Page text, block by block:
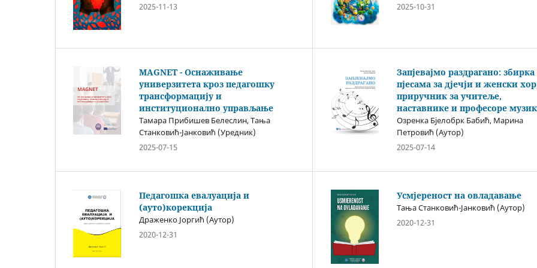
2025-11-13 2025-10-31
MAGNET - Оснаживање
универзитета кроз педагошку
трансформацију и
институционално управљање
Тамара Прибишев Белеслин, Тања
Станковић-Јанковић (Уредник)
2025-07-15
Запјевајмо раздрагано: збирка
пјесама за дјечји и женски
приручник за учитеље,
наставнике и професоре
Озренка Бјелобрк Бабић, Марина
Петровић (Аутор)
2025-07-14
Педагошка евалуација и
(ауто)корекција
Драженко Јоргић (Аутор)
2020-12-31
Усмјереност на овладавање
Тања Станковић-Јанковић (Аутор)
2020-12-31